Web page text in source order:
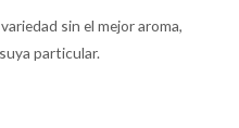
sin el mejor aroma,
particular.